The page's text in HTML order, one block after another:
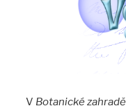
V Botanické